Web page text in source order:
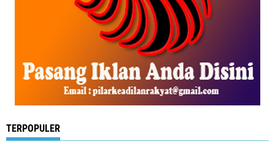
TERPOPULER